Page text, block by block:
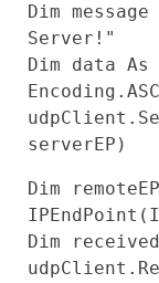
Dim message
Server!"
Dim data As
serverEP)
Dim
Dim